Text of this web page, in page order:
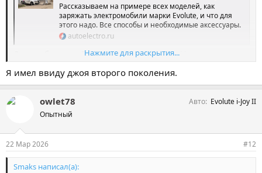
Рассказываем на примере всех моделей, как
заряжать электромобили марки Evolute, и что для
этого надо. Все способы и необходимые аксессуары.
autoelectro.ru
Да и вообще статей про трехфазную зарядку i-joy overдохрена.
Нажмите для раскрытия...
Я имел ввиду джоя второго поколения.
owlet78
Опытный
Авто Evolute i-Joy II
22 Мар 2026 #12
Smaks написал(а):